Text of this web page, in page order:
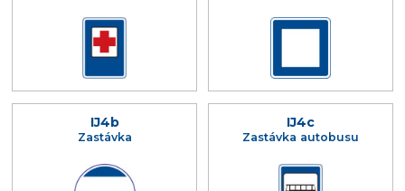
IJ4b
Zastávka
IJ4c
Zastávka autobusu